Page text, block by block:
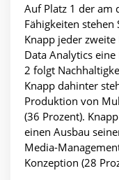
Auf Platz 1 der am
Fähigkeiten
Knapp jeder
Data Analytics
2 folgt
Knapp dahinter
Produktion von
(36 Prozent).
einen Ausbau
Media-
Konzeption (28